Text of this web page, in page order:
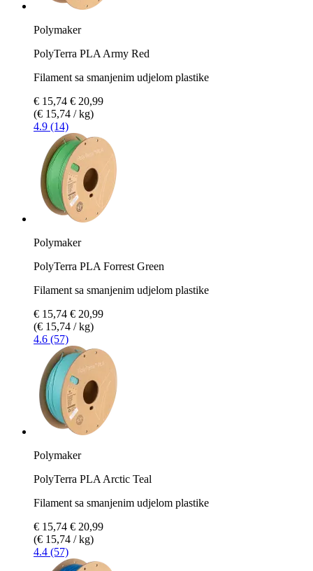
Polymaker
PolyTerra PLA Army Red
Filament sa smanjenim udjelom plastike
€ 15,74 € 20,99
(€ 15,74 / kg)
4.9 (14)
Polymaker
PolyTerra PLA Forrest Green
Filament sa smanjenim udjelom plastike
€ 15,74 € 20,99
(€ 15,74 / kg)
4.6 (57)
Polymaker
PolyTerra PLA Arctic Teal
Filament sa smanjenim udjelom plastike
€ 15,74 € 20,99
(€ 15,74 / kg)
4.4 (57)